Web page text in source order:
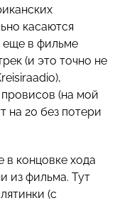
касаются
еще в фильме
(и это точно не
(на мой
на 20 без потери
в концовке хода
из фильма. Тут
(с